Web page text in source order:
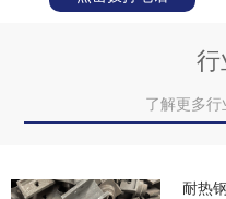
行
了解更多行
耐热